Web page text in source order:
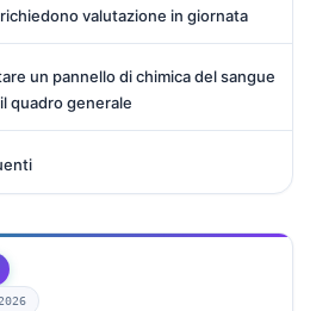
valutazione in giornata
un pannello di chimica del sangue
quadro generale